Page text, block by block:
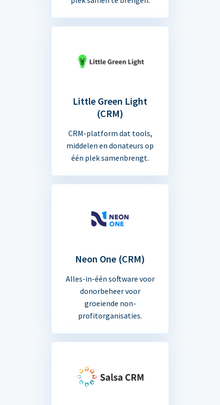
Little Green Light
(CRM)
CRM-platform dat tools,
middelen en donateurs op
één plek samenbrengt.
Neon One (CRM)
Alles-in-één software voor
donorbeheer voor
groeiende non-
profitorganisaties.